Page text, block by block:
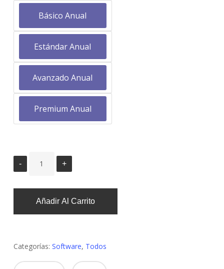
Básico Anual
Estándar Anual
Avanzado Anual
Premium Anual
Añadir Al Carrito
Categorías: Software, Todos